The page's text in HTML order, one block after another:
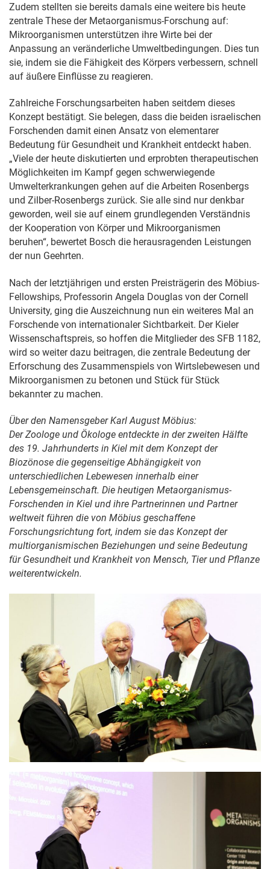
Zudem stellten sie bereits damals eine weitere bis heute
zentrale These der Metaorganismus-Forschung auf:
Mikroorganismen unterstützen ihre Wirte bei der
Anpassung an veränderliche Umweltbedingungen. Dies tun
sie, indem sie die Fähigkeit des Körpers verbessern, schnell
auf äußere Einflüsse zu reagieren.
Zahlreiche Forschungsarbeiten haben seitdem dieses
Konzept bestätigt. Sie belegen, dass die beiden israelischen
Forschenden damit einen Ansatz von elementarer
Bedeutung für Gesundheit und Krankheit entdeckt haben.
„Viele der heute diskutierten und erprobten therapeutischen
Möglichkeiten im Kampf gegen schwerwiegende
Umwelterkrankungen gehen auf die Arbeiten Rosenbergs
und Zilber-Rosenbergs zurück. Sie alle sind nur denkbar
geworden, weil sie auf einem grundlegenden Verständnis
der Kooperation von Körper und Mikroorganismen
beruhen“, bewertet Bosch die herausragenden Leistungen
der nun Geehrten.
Nach der letztjährigen und ersten Preisträgerin des Möbius-
Fellowships, Professorin Angela Douglas von der Cornell
University, ging die Auszeichnung nun ein weiteres Mal an
Forschende von internationaler Sichtbarkeit. Der Kieler
Wissenschaftspreis, so hoffen die Mitglieder des SFB 1182,
wird so weiter dazu beitragen, die zentrale Bedeutung der
Erforschung des Zusammenspiels von Wirtslebewesen und
Mikroorganismen zu betonen und Stück für Stück
bekannter zu machen.
Über den Namensgeber Karl August Möbius:
Der Zoologe und Ökologe entdeckte in der zweiten Hälfte
des 19. Jahrhunderts in Kiel mit dem Konzept der
Biozönose die gegenseitige Abhängigkeit von
unterschiedlichen Lebewesen innerhalb einer
Lebensgemeinschaft. Die heutigen Metaorganismus-
Forschenden in Kiel und ihre Partnerinnen und Partner
weltweit führen die von Möbius geschaffene
Forschungsrichtung fort, indem sie das Konzept der
multiorganismischen Beziehungen und seine Bedeutung
für Gesundheit und Krankheit von Mensch, Tier und Pflanze
weiterentwickeln.